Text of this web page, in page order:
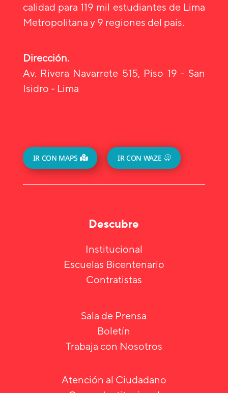
calidad para 119 mil estudiantes de Lima
Metropolitana y 9 regiones del país.
Dirección.
Av. Rivera Navarrete 515, Piso 19 - San
Isidro - Lima
IR CON MAPS IR CON WAZE
Descubre
Institucional
Escuelas Bicentenario
Contratistas
Sala de Prensa
Boletín
Trabaja con Nosotros
Atención al Ciudadano